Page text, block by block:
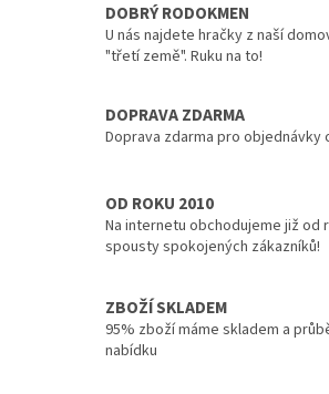
DOBRÝ RODOKMEN
U nás najdete hračky z naší
"třetí země". Ruku na to!
DOPRAVA ZDARMA
Doprava zdarma pro objednávky
OD ROKU 2010
Na internetu obchodujeme již od
spousty spokojených zákazníků!
ZBOŽÍ SKLADEM
95% zboží máme skladem a
nabídku